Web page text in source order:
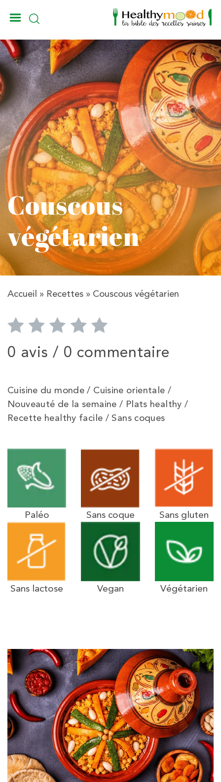
Couscous
végétarien
Accueil » Recettes » Couscous végétarien
0 avis / 0 commentaire
Cuisine du monde / Cuisine orientale /
Nouveauté de la semaine / Plats healthy /
Recette healthy facile / Sans coques
Paléo Sans coque Sans gluten
Sans lactose Vegan Végétarien